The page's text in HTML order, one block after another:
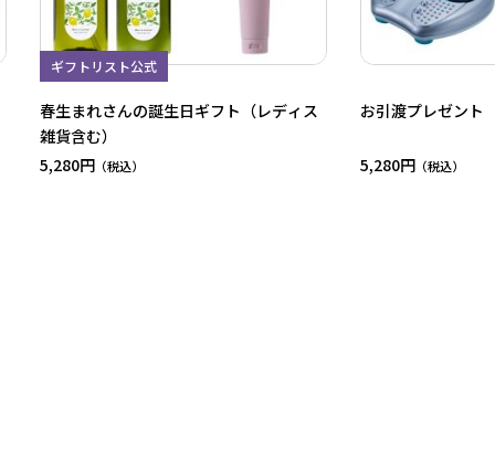
ギフトリスト公式
春生まれさんの誕生日ギフト（レディス
雑貨含む）
5,280円
お引渡プレゼント
5,280円